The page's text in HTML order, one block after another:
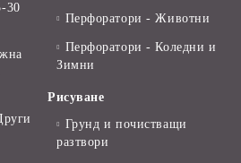
30
Перфоратори - Животни
Перфоратори - Коледни и
Зимни
Рисуване
Грунд и почистващи
разтвори